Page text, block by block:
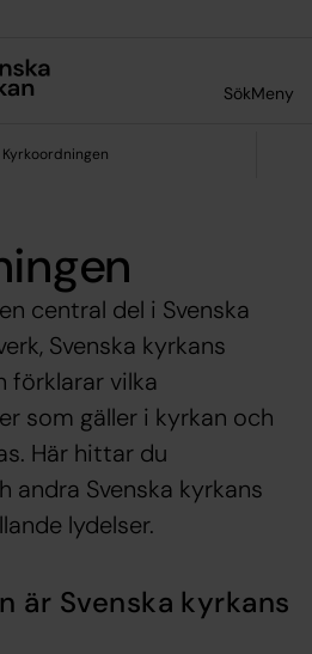
SökMeny
Kyrkoordningen
central del i Svenska
Svenska kyrkans
förklarar vilka
som gäller i kyrkan och
Här hittar du
andra Svenska kyrkans
lydelser.
är Svenska kyrkans